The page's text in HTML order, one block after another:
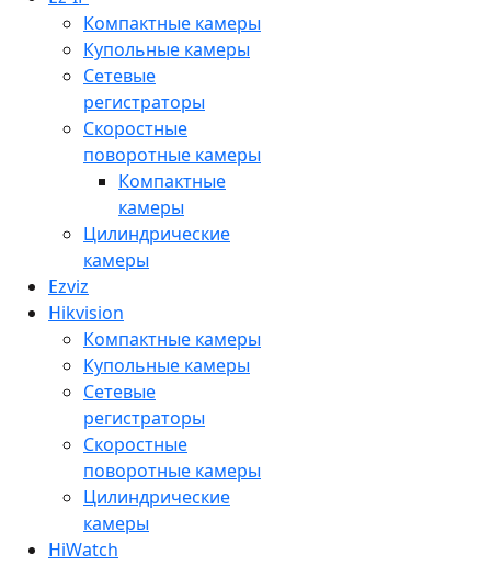
Компактные камеры
Купольные камеры
Сетевые
регистраторы
Скоростные
поворотные камеры
Компактные
камеры
Цилиндрические
камеры
Ezviz
Hikvision
Компактные камеры
Купольные камеры
Сетевые
регистраторы
Скоростные
поворотные камеры
Цилиндрические
камеры
HiWatch